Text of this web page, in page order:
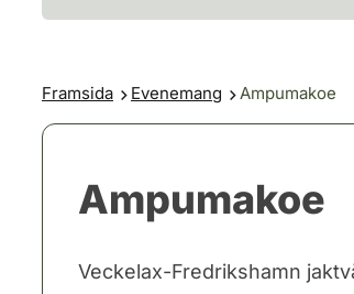
Framsida Evenemang Ampumakoe
Ampumakoe
Veckelax-Fredrikshamn